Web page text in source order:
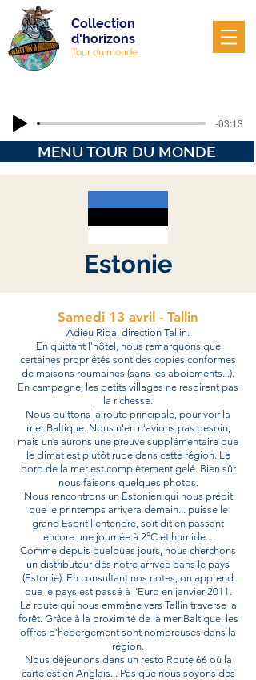
Collection
d'horizons
Tour du monde
-03:13
MENU TOUR DU MONDE
Estonie
Samedi 13 avril - Tallin
Adieu Riga, direction Tallin.
En quittant l'hôtel, nous remarquons que
certaines propriétés sont des copies conformes
de maisons roumaines (sans les aboiements...).
En campagne, les petits villages ne respirent pas
la richesse.
Nous quittons la route principale, pour voir la
mer Baltique. Nous n'en n'avions pas besoin,
mais une aurons une preuve supplémentaire que
le climat est plutôt rude dans cette région. Le
bord de la mer est complètement gelé. Bien sûr
nous faisons quelques photos.
Nous rencontrons un Estonien qui nous prédit
que le printemps arrivera demain... puisse le
grand Esprit l'entendre, soit dit en passant
encore une journée à 2°C et humide...
Comme depuis quelques jours, nous cherchons
un distributeur dès notre arrivée dans le pays
(Estonie). En consultant nos notes, on apprend
que le pays est passé à l'Euro en janvier 2011.
La route qui nous emmène vers Tallin traverse la
forêt. Grâce à la proximité de la mer Baltique, les
offres d'hébergement sont nombreuses dans la
région.
Nous déjeunons dans un resto Route 66 où la
carte est en Anglais... Pas que nous soyons des